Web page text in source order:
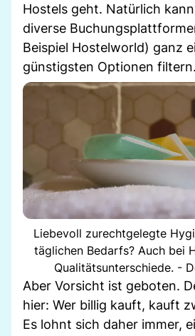
Hostels geht. Natürlich
diverse
Beispiel Hostelworld) ganz
günstigsten Optionen filtern.
Liebevoll zurechtgelegte
täglichen Bedarfs? Auch bei
Qualitätsunterschiede. -
Aber Vorsicht ist geboten.
hier: Wer billig kauft, kauft
Es lohnt sich daher immer,